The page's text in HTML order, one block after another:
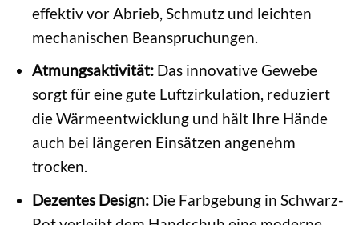
effektiv vor Abrieb, Schmutz und leichten
mechanischen Beanspruchungen.
Atmungsaktivität:Das innovative Gewebe
sorgt für eine gute Luftzirkulation, reduziert
die Wärmeentwicklung und hält Ihre Hände
auch bei längeren Einsätzen angenehm
trocken.
Dezentes Design:Die Farbgebung in Schwarz-